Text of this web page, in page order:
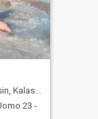
Thailandia
23 -